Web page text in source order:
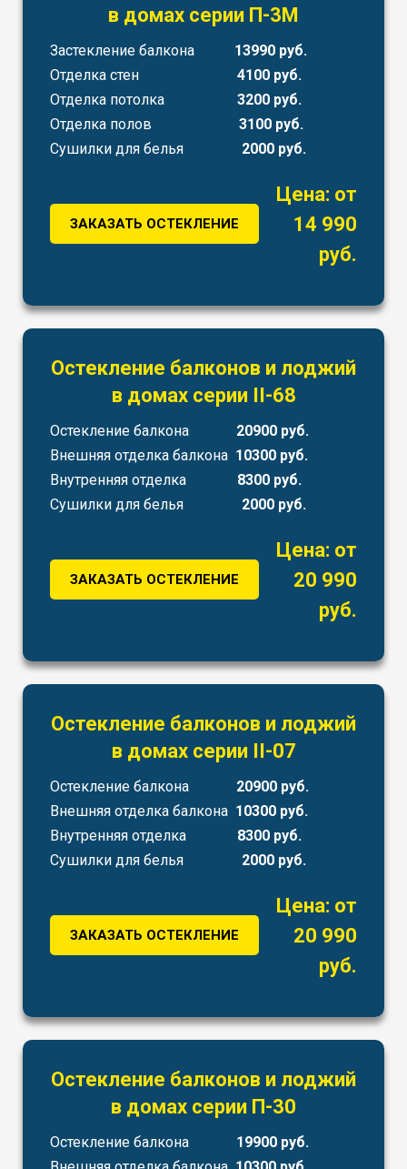
в домах серии П-3М
Застекление балкона 13990 руб.
Отделка стен 4100 руб.
Отделка потолка 3200 руб.
Отделка полов
3100 руб.
Сушилки для белья 2000 руб.
ЗАКАЗАТЬ ОСТЕКЛЕНИЕ
Цена: от
14 990
руб.
Остекление балконов и лоджий
в домах серии II-68
Остекление балкона 20900 руб.
Внешняя отделка балкона 10300 руб.
Внутренняя отделка 8300 руб.
Сушилки для белья 2000 руб.
ЗАКАЗАТЬ ОСТЕКЛЕНИЕ
Цена: от
20 990
руб.
Остекление балконов и лоджий
в домах серии II-07
Остекление балкона 20900 руб.
Внешняя отделка балкона 10300 руб.
Внутренняя отделка 8300 руб.
Сушилки для белья 2000 руб.
ЗАКАЗАТЬ ОСТЕКЛЕНИЕ
Цена: от
20 990
руб.
Остекление балконов и лоджий
в домах серии П-30
Остекление балкона 19900 руб.